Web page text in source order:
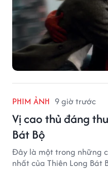
PHIM ẢNH 9 giờ trước
Vị cao thủ đáng
Bát Bộ
Đây là một trong những
nhất của Thiên Long Bát